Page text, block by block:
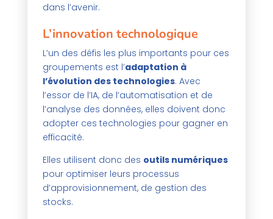
dans l’avenir.
L’innovation technologique
L’un des défis les plus importants pour ces
groupements est l’adaptation à
l’évolution des technologies. Avec
l’essor de l’IA, de l’automatisation et de
l’analyse des données, elles doivent donc
adopter ces technologies pour gagner en
efficacité.
Elles utilisent donc des outils numériques
pour optimiser leurs processus
d’approvisionnement, de gestion des
stocks.